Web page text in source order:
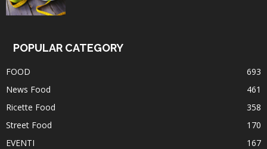
POPULAR CATEGORY
FOOD
693
News Food
461
Ricette Food
358
Street Food
170
EVENTI
167